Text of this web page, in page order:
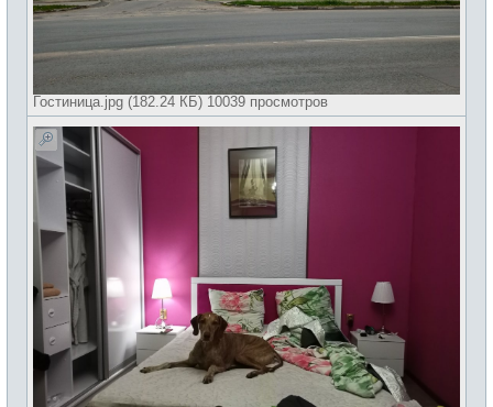
Гостиница.jpg (182.24 КБ) 10039 просмотров